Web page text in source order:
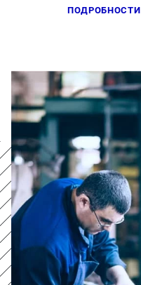
ПОДРОБНОСТИ